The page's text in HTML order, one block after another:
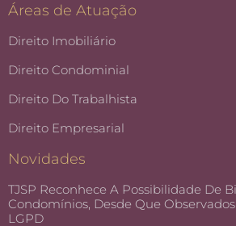
Áreas de Atuação
Direito Imobiliário
Direito Condominial
Direito Do Trabalhista
Direito Empresarial
Novidades
TJSP Reconhece A Possibilidade De
Condomínios, Desde Que
LGPD